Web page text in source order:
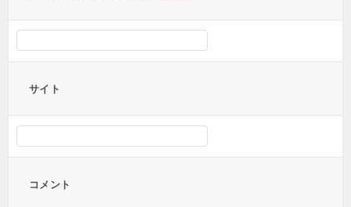
サイト
コメント